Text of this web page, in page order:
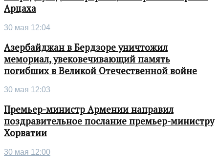
Арцаха
30 мая 12:04
Азербайджан в Бердзоре уничтожил
мемориал, увековечивающий память
погибших в Великой Отечественной войне
30 мая 12:03
Премьер-министр Армении направил
поздравительное послание премьер-министру
Хорватии
30 мая 12:00